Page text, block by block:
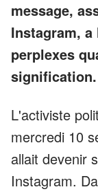
message,
Instagram,
perplexes
signification.
L'activiste
mercredi 10
allait devenir
Instagram.